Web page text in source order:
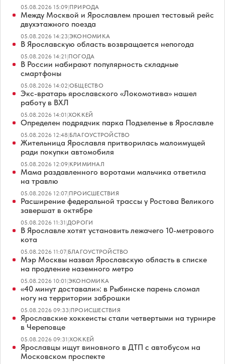
05.08.2026 15:09|ПРИРОДА
Между Москвой и Ярославлем прошел тестовый рейс
двухэтажного поезда
05.08.2026 14:23|ЭКОНОМИКА
В Ярославскую область возвращается непогода
05.08.2026 14:21|ПОГОДА
В России набирают популярность складные
смартфоны
05.08.2026 14:02|ОБЩЕСТВО
Экс-вратарь ярославского «Локомотива» нашел
работу в ВХЛ
05.08.2026 14:01|ХОККЕЙ
Определен подрядчик парка Подзеленье в Ярославле
05.08.2026 12:48|БЛАГОУСТРОЙСТВО
Жительница Ярославля притворилась малоимущей
ради покупки автомобиля
05.08.2026 12:09|КРИМИНАЛ
Мама раздавленного воротами мальчика ответила
на травлю
05.08.2026 12:07|ПРОИСШЕСТВИЯ
Расширение федеральной трассы у Ростова Великого
завершат в октябре
05.08.2026 11:31|ДОРОГИ
В Ярославле хотят установить лежачего 10-метрового
кота
05.08.2026 11:07|БЛАГОУСТРОЙСТВО
Мэр Москвы назвал Ярославскую область в списке
на продление наземного метро
05.08.2026 10:01|ЭКОНОМИКА
«40 минут доставали»: в Рыбинске парень сломал
ногу на территории заброшки
05.08.2026 09:33|ПРОИСШЕСТВИЯ
Ярославские хоккеисты стали четвертыми на турнире
в Череповце
05.08.2026 09:31|ХОККЕЙ
Ярославцы ищут виновного в ДТП с автобусом на
Московском проспекте